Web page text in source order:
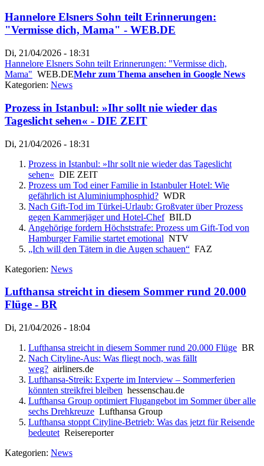
Hannelore Elsners Sohn teilt Erinnerungen:
"Vermisse dich, Mama" - WEB.DE
Di, 21/04/2026 - 18:31
Hannelore Elsners Sohn teilt Erinnerungen: "Vermisse dich,
Mama" WEB.DEMehr zum Thema ansehen in Google News
Kategorien: News
Prozess in Istanbul: »Ihr sollt nie wieder das
Tageslicht sehen« - DIE ZEIT
Di, 21/04/2026 - 18:31
Prozess in Istanbul: »Ihr sollt nie wieder das Tageslicht
sehen« DIE ZEIT
Prozess um Tod einer Familie in Istanbuler Hotel: Wie
gefährlich ist Aluminiumphosphid? WDR
Nach Gift-Tod im Türkei-Urlaub: Großvater über Prozess
gegen Kammerjäger und Hotel-ChefBILD
Angehörige fordern Höchststrafe: Prozess um Gift-Tod von
Hamburger Familie startet emotional NTV
„Ich will den Tätern in die Augen schauen“ FAZ
Kategorien: News
Lufthansa streicht in diesem Sommer rund 20.000
Flüge - BR
Di, 21/04/2026 - 18:04
Lufthansa streicht in diesem Sommer rund 20.000 Flüge BR
Nach Cityline-Aus: Was fliegt noch, was fällt
weg? airliners.de
Lufthansa-Streik: Experte im Interview – Sommerferien
könnten streikfrei bleiben hessenschau.de
Lufthansa Group optimiert Flugangebot im Sommer über alle
sechs Drehkreuze Lufthansa Group
Lufthansa stoppt Cityline-Betrieb: Was das jetzt für Reisende
bedeutet Reisereporter
Kategorien: News